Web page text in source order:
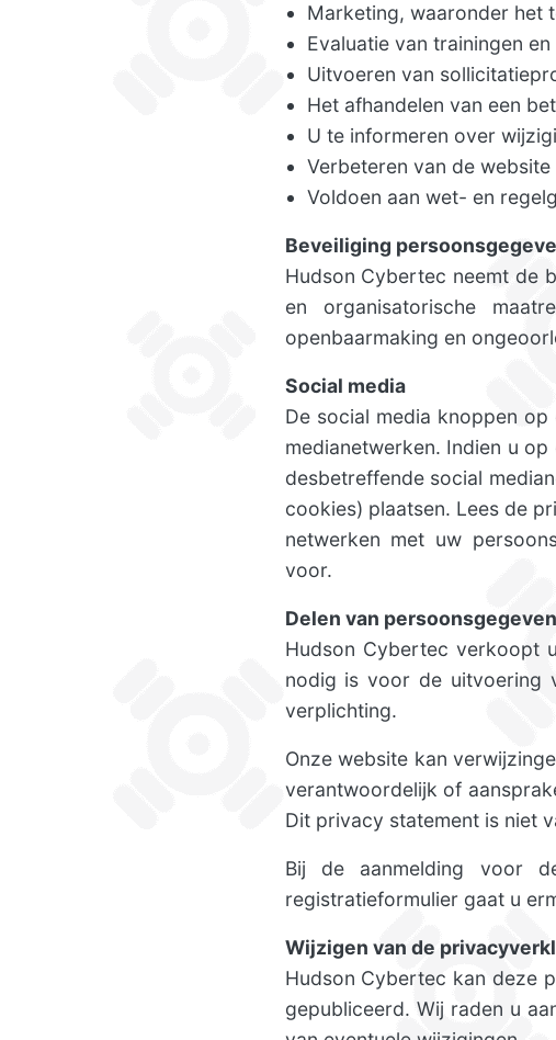
Marketing, waaronder het
Evaluatie van trainingen
Uitvoeren van
Het afhandelen van een
U te informeren over
Verbeteren van de website
Voldoen aan wet- en
Beveiliging
Hudson Cybertec neemt de
en organisatorische
openbaarmaking en
Social media
De social media knoppen op
medianetwerken. Indien u
desbetreffende social
cookies) plaatsen. Lees de
netwerken met uw
voor.
Delen van
Hudson Cybertec verkoopt
nodig is voor de uitvoering
verplichting.
Onze website kan
verantwoordelijk of
Dit privacy statement is niet
Bij de aanmelding voor
registratieformulier gaat u
Wijzigen van de
Hudson Cybertec kan deze
gepubliceerd. Wij raden u